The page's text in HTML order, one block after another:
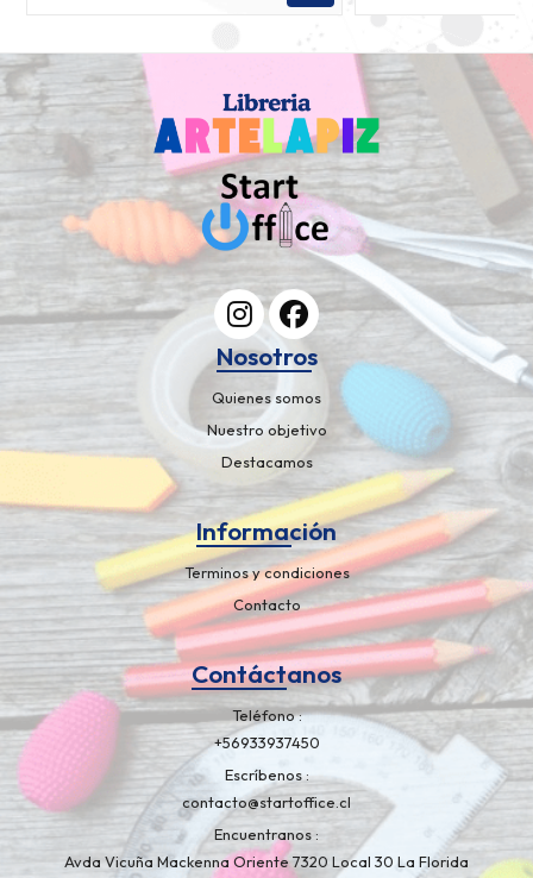
Nosotros
Quienes somos
Nuestro objetivo
Destacamos
Información
Terminos y condiciones
Contacto
Contáctanos
Teléfono
+56933937450
Escríbenos
contacto@startoffice.cl
Encuentranos
Avda Vicuña Mackenna Oriente 7320 Local 30 La Florida